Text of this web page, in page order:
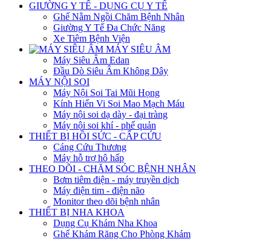
GIƯỜNG Y TẾ - DỤNG CỤ Y TẾ
Ghế Nằm Ngồi Chăm Bệnh Nhân
Giường Y Tế Đa Chức Năng
Xe Tiêm Bệnh Viện
MÁY SIÊU ÂM
Máy Siêu Âm Edan
Đầu Dò Siêu Âm Không Dây
MÁY NỘI SOI
Máy Nội Soi Tai Mũi Họng
Kính Hiển Vi Soi Mao Mạch Máu
Máy nội soi dạ dày - đại tràng
Máy nội soi khí - phế quản
THIẾT BỊ HỒI SỨC - CẤP CỨU
Cáng Cứu Thương
Máy hỗ trợ hô hấp
THEO DÕI - CHĂM SÓC BỆNH NHÂN
Bơm tiêm điện - máy truyền dịch
Máy điện tim - điện não
Monitor theo dõi bệnh nhân
THIẾT BỊ NHA KHOA
Dụng Cụ Khám Nha Khoa
Ghế Khám Răng Cho Phòng Khám